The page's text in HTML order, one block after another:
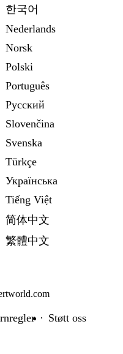
한국어
Nederlands
Norsk
Polski
Português
Русский
Slovenčina
Svenska
Türkçe
Украïнська
Tiếng Việt
简体中文
繁體中文
Støtt oss